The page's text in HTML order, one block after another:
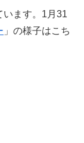
います。1月31
」の様子はこち